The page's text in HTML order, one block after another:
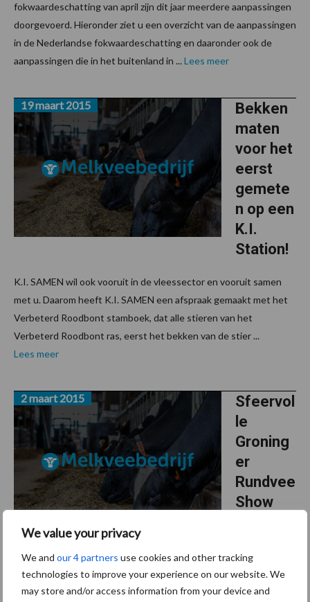
We value your privacy
We and our 4 partners use cookies and other tracking
technologies to improve your experience on our website. We
may store and/or access information from your device and
fokwaardeschatting van april zijn dit jaar meerdere aanpassingen
doorgevoerd. Hieronder ziet u een overzicht van de aanpassingen
in de Nederlandse fokwaardeschatting en daaronder ook de
aanpassingen die in het buitenland in ... Lees meer
Bekken
maten
voor het
eerst
gemete
n op een
K.I.
Station!
19 maart 2015
K.I. SAMEN wil ook vooruit in de vleessector en vooruit samen
met u. Daarom heeft K.I. SAMEN een afspraak gemaakt met het
Verbeterd Roodbont stamboek, dat alle stieren van het
Verbeterd Roodbont ras, eerst het bekken van de stier ...
Lees meer
Sfeervol
le
Groning
er
Rundvee
Show
2 maart 2015
28 februari is in de Manege aan de Wroetende Mol te Bedum
gestreden om de titel “Miss Cow 2015”. De manege was speciaal
voor dit evenement opgetuigd door de organisatie. Met slingers